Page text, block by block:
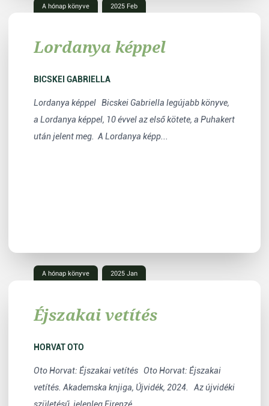
A hónap könyve 2025 Feb
Lordanya képpel
BICSKEI GABRIELLA
Lordanya képpel Bicskei Gabriella legújabb könyve,
a Lordanya képpel, 10 évvel az első kötete, a Puhakert
után jelent meg. A Lordanya képp...
A hónap könyve 2025 Jan
Éjszakai vetítés
HORVAT OTO
Oto Horvat: Éjszakai vetítés Oto Horvat: Éjszakai
vetítés. Akademska knjiga, Újvidék, 2024. Az újvidéki
születésű, jelenleg Firenzé...